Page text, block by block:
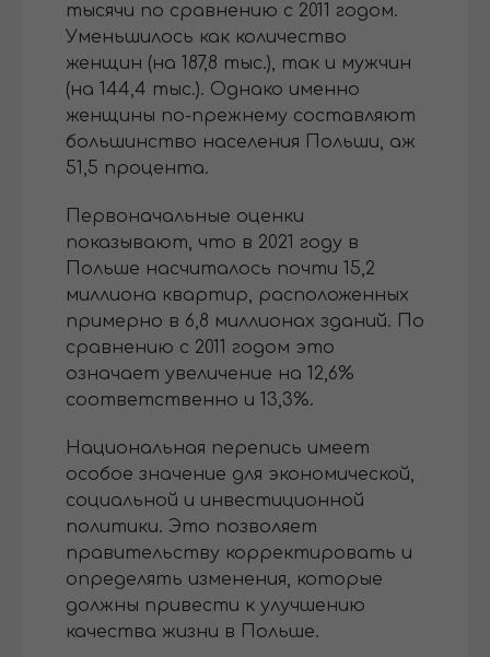
тысячи по сравнению с 2011 годом.
Уменьшилось как количество
женщин (на 187,8 тыс.), так и мужчин
(на 144,4 тыс.). Однако именно
женщины по-прежнему составляют
большинство населения Польши, аж
51,5 процента.
Первоначальные оценки
показывают, что в 2021 году в
Польше насчиталось почти 15,2
миллиона квартир, расположенных
примерно в 6,8 миллионах зданий. По
сравнению с 2011 годом это
означает увеличение на 12,6%
соответственно и 13,3%.
Национальная перепись имеет
особое значение для экономической,
социальной и инвестиционной
политики. Это позволяет
правительству корректировать и
определять изменения, которые
должны привести к улучшению
качества жизни в Польше.